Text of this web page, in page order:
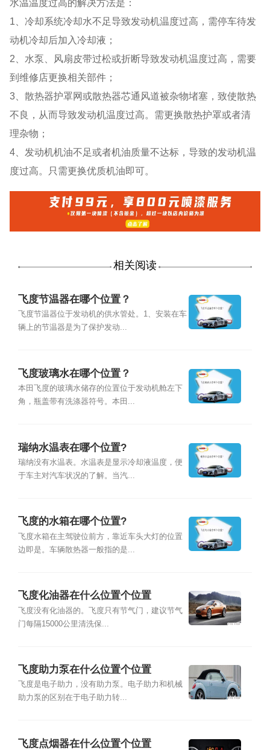
水温温度过高的解决方法是：
1、冷却系统冷却水不足导致发动机温度过高，需停车待发
动机冷却后加入冷却液；
2、水泵、风扇皮带过松或折断导致发动机温度过高，需要
到维修店更换相关部件；
3、散热器护罩网或散热器芯通风道被杂物堵塞，致使散热
不良，从而导致发动机温度过高。需更换散热护罩或者清
理杂物；
4、发动机机油不足或者机油质量不达标，导致的发动机温
度过高。只需更换优质机油即可。
相关阅读
飞度节温器在哪个位置？
飞度节温器位于发动机的供水管处。1、安装在车
辆上的节温器是为了保护发动...
飞度玻璃水在哪个位置？
本田飞度的玻璃水储存的位置位于发动机舱左下
角，瓶盖带有洗涤器符号。本田...
瑞纳水温表在哪个位置?
瑞纳没有水温表。水温表是显示冷却液温度，便
于车主对汽车状况的了解。当汽...
飞度的水箱在哪个位置?
飞度水箱在主驾驶位前方，靠近车头大灯的位置
边即是。车辆散热器一般指的是...
飞度化油器在什么位置个位置
飞度没有化油器的。飞度只有节气门，建议节气
门每隔15000公里清洗保...
飞度助力泵在什么位置个位置
飞度是电子助力，没有助力泵。电子助力和机械
助力泵的区别在于电子助力转...
飞度点烟器在什么位置个位置